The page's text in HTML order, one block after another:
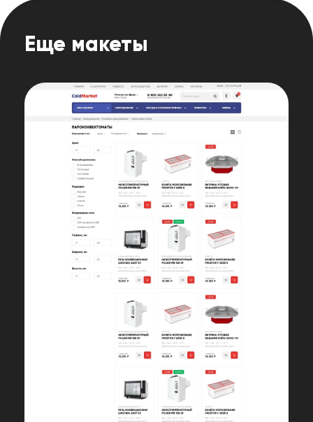
Еще макеты